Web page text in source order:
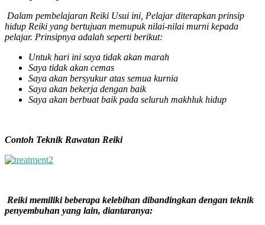
Dalam pembelajaran Reiki Usui ini, Pelajar diterapkan prinsip
hidup Reiki yang bertujuan memupuk nilai-nilai murni kepada
pelajar. Prinsipnya adalah seperti berikut:
Untuk hari ini saya tidak akan marah
Saya tidak akan cemas
Saya akan bersyukur atas semua kurnia
Saya akan bekerja dengan baik
Saya akan berbuat baik pada seluruh makhluk hidup
Contoh Teknik Rawatan Reiki
Reiki memiliki beberapa kelebihan dibandingkan dengan teknik
penyembuhan yang lain, diantaranya: